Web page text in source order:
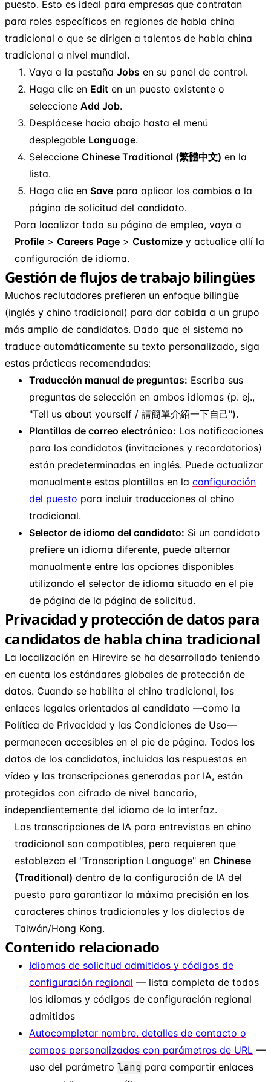
puesto. Esto es ideal para empresas que contratan
para roles específicos en regiones de habla china
tradicional o que se dirigen a talentos de habla china
tradicional a nivel mundial.
Vaya a la pestaña Jobs en su panel de control.
Haga clic en Edit en un puesto existente o
seleccione Add Job.
Desplácese hacia abajo hasta el menú
desplegable Language.
Seleccione Chinese Traditional (繁體中文) en la
lista.
Haga clic en Save para aplicar los cambios a la
página de solicitud del candidato.
Para localizar toda su página de empleo, vaya a
Profile > Careers Page > Customize y actualice allí la
configuración de idioma.
Gestión de flujos de trabajo bilingües
Muchos reclutadores prefieren un enfoque bilingüe
(inglés y chino tradicional) para dar cabida a un grupo
más amplio de candidatos. Dado que el sistema no
traduce automáticamente su texto personalizado, siga
estas prácticas recomendadas:
Traducción manual de preguntas: Escriba sus
preguntas de selección en ambos idiomas (p. ej.,
"Tell us about yourself / 請簡單介紹一下自己").
Plantillas de correo electrónico: Las notificaciones
para los candidatos (invitaciones y recordatorios)
están predeterminadas en inglés. Puede actualizar
manualmente estas plantillas en la configuración
del puesto para incluir traducciones al chino
tradicional.
Selector de idioma del candidato: Si un candidato
prefiere un idioma diferente, puede alternar
manualmente entre las opciones disponibles
utilizando el selector de idioma situado en el pie
de página de la página de solicitud.
Privacidad y protección de datos para
candidatos de habla china tradicional
La localización en Hirevire se ha desarrollado teniendo
en cuenta los estándares globales de protección de
datos. Cuando se habilita el chino tradicional, los
enlaces legales orientados al candidato —como la
Política de Privacidad y las Condiciones de Uso—
permanecen accesibles en el pie de página. Todos los
datos de los candidatos, incluidas las respuestas en
vídeo y las transcripciones generadas por IA, están
protegidos con cifrado de nivel bancario,
independientemente del idioma de la interfaz.
Las transcripciones de IA para entrevistas en chino
tradicional son compatibles, pero requieren que
establezca el "Transcription Language" en Chinese
(Traditional) dentro de la configuración de IA del
puesto para garantizar la máxima precisión en los
caracteres chinos tradicionales y los dialectos de
Taiwán/Hong Kong.
Contenido relacionado
Idiomas de solicitud admitidos y códigos de
configuración regional — lista completa de todos
los idiomas y códigos de configuración regional
admitidos
Autocompletar nombre, detalles de contacto o
campos personalizados con parámetros de URL —
uso del parámetro lang para compartir enlaces